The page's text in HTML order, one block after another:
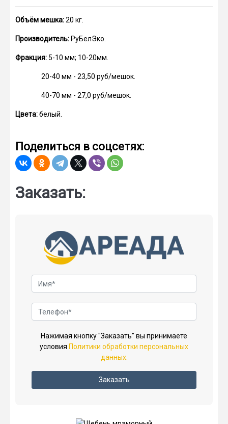
Объём мешка:20 кг.
Производитель: РуБелЭко.
Фракция:5-10 мм; 10-20мм.
20-40 мм - 23,50 руб/мешок.
40-70 мм - 27,0 руб/мешок.
Цвета:белый.
Поделиться в соцсетях:
Заказать:
Нажимая кнопку "Заказать" вы принимаете
условия Политики обработки персональных
данных.
Заказать